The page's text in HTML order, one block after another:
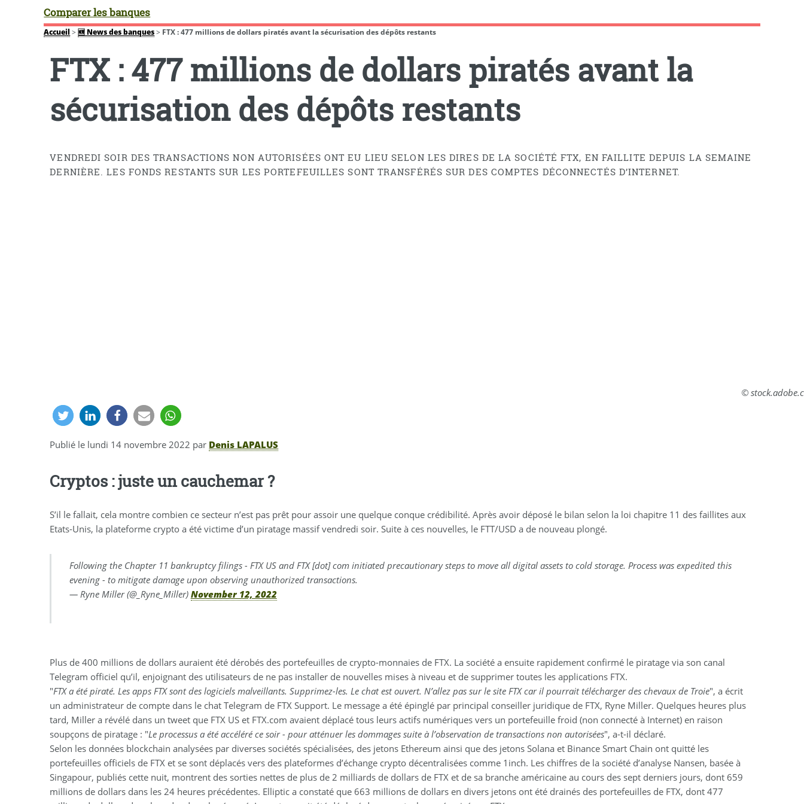
Comparer les banques
Accueil >🆕 News des banques> FTX : 477 millions de dollars piratés avant la sécurisation des dépôts restants
FTX : 477 millions de dollars piratés avant la
sécurisation des dépôts restants
VENDREDI SOIR DES TRANSACTIONS NON AUTORISÉES ONT EU LIEU SELON LES DIRES DE LA SOCIÉTÉ FTX, EN FAILLITE DEPUIS LA SEMAINE
DERNIÈRE. LES FONDS RESTANTS SUR LES PORTEFEUILLES SONT TRANSFÉRÉS SUR DES COMPTES DÉCONNECTÉS D’INTERNET.
©
Publié le lundi 14 novembre 2022 par Denis LAPALUS
Cryptos : juste un cauchemar ?
S’il le fallait, cela montre combien ce secteur n’est pas prêt pour assoir une quelque conque crédibilité. Après avoir déposé le bilan selon la loi chapitre 11 des faillites aux
Etats-Unis, la plateforme crypto a été victime d’un piratage massif vendredi soir. Suite à ces nouvelles, le FTT/USD a de nouveau plongé.
Following the Chapter 11 bankruptcy filings - FTX US and FTX [dot] com initiated precautionary steps to move all digital assets to cold storage. Process was expedited this
evening - to mitigate damage upon observing unauthorized transactions.
— Ryne Miller (@_Ryne_Miller) November 12, 2022
Plus de 400 millions de dollars auraient été dérobés des portefeuilles de crypto-monnaies de FTX. La société a ensuite rapidement confirmé le piratage via son canal
Telegram officiel qu’il, enjoignant des utilisateurs de ne pas installer de nouvelles mises à niveau et de supprimer toutes les applications FTX.
"FTX a été piraté. Les apps FTX sont des logiciels malveillants. Supprimez-les. Le chat est ouvert. N’allez pas sur le site FTX car il pourrait télécharger des chevaux de Troie", a écrit
un administrateur de compte dans le chat Telegram de FTX Support. Le message a été épinglé par principal conseiller juridique de FTX, Ryne Miller. Quelques heures plus
tard, Miller a révélé dans un tweet que FTX US et FTX.com avaient déplacé tous leurs actifs numériques vers un portefeuille froid (non connecté à Internet) en raison
soupçons de piratage : "Le processus a été accéléré ce soir - pour atténuer les dommages suite à l’observation de transactions non autorisées", a-t-il déclaré.
Selon les données blockchain analysées par diverses sociétés spécialisées, des jetons Ethereum ainsi que des jetons Solana et Binance Smart Chain ont quitté les
portefeuilles officiels de FTX et se sont déplacés vers des plateformes d’échange crypto décentralisées comme 1inch. Les chiffres de la société d’analyse Nansen, basée à
Singapour, publiés cette nuit, montrent des sorties nettes de plus de 2 milliards de dollars de FTX et de sa branche américaine au cours des sept derniers jours, dont 659
millions de dollars dans les 24 heures précédentes. Elliptic a constaté que 663 millions de dollars en divers jetons ont été drainés des portefeuilles de FTX, dont 477